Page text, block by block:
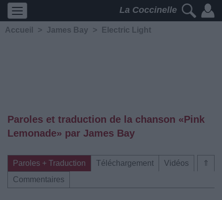
La Coccinelle
Accueil > James Bay > Electric Light
Paroles et traduction de la chanson «Pink
Lemonade» par James Bay
⇑
Paroles + Traduction Téléchargement
Vidéos
Commentaires